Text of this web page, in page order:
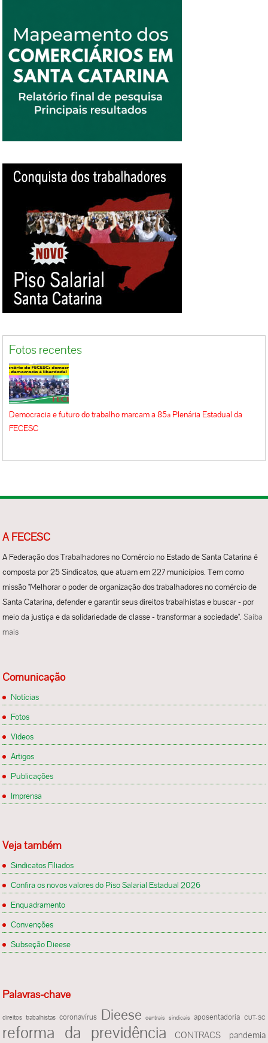
Fotos recentes
Democracia e futuro do trabalho marcam a 85ª Plenária Estadual da
FECESC
A FECESC
A Federação dos Trabalhadores no Comércio no Estado de Santa Catarina é
composta por 25 Sindicatos, que atuam em 227 municípios. Tem como
missão "Melhorar o poder de organização dos trabalhadores no comércio de
Santa Catarina, defender e garantir seus direitos trabalhistas e buscar - por
meio da justiça e da solidariedade de classe - transformar a sociedade".Saiba
mais
Comunicação
Notícias
Fotos
Videos
Artigos
Publicações
Imprensa
Veja também
Sindicatos Filiados
Confira os novos valores do Piso Salarial Estadual 2026
Enquadramento
Convenções
Subseção Dieese
Palavras-chave
direitos trabalhistas coronavírus Dieese centrais sindicais aposentadoria CUT-SC
reforma da previdência CONTRACS pandemia